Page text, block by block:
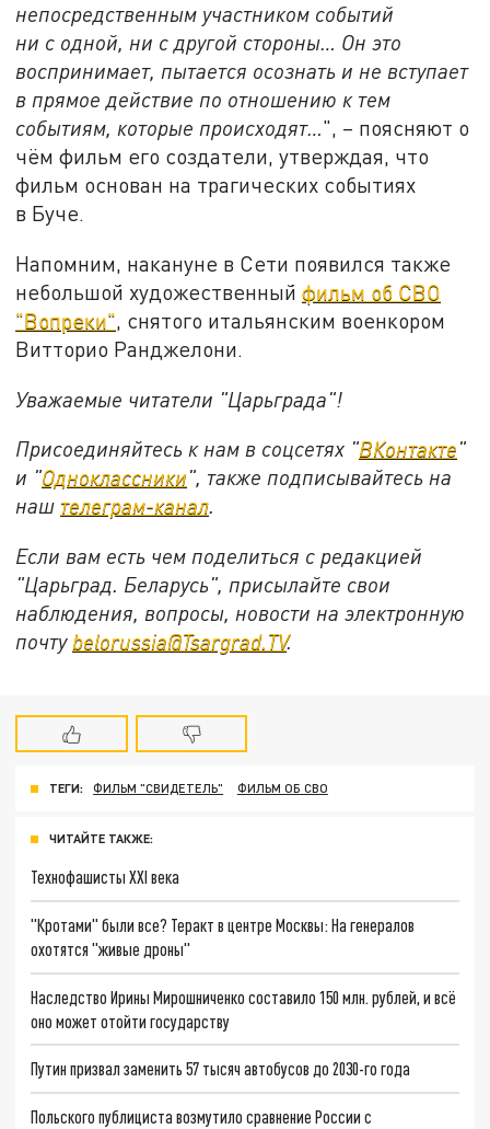
непосредственным участником событий
ни с одной, ни с другой стороны… Он это
воспринимает, пытается осознать и не вступает
в прямое действие по отношению к тем
событиям, которые происходят…", – поясняют о
чём фильм его создатели, утверждая, что
фильм основан на трагических событиях
в Буче.
Напомним, накануне в Сети появился также
небольшой художественныйфильм об СВО
"Вопреки", снятого итальянским военкором
Витторио Ранджелони.
Уважаемые читатели "Царьграда"!
Присоединяйтесь к нам в соцсетях "ВКонтакте"
и "Одноклассники", также подписывайтесь на
наш телеграм-канал.
Если вам есть чем поделиться с редакцией
"Царьград. Беларусь", присылайте свои
наблюдения, вопросы, новости на электронную
почту belorussia@Tsargrad.TV.
ТЕГИ: ФИЛЬМ "СВИДЕТЕЛЬ" ФИЛЬМ ОБ СВО
ЧИТАЙТЕ ТАКЖЕ:
Технофашисты XXI века
"Кротами" были все? Теракт в центре Москвы: На генералов
охотятся "живые дроны"
Наследство Ирины Мирошниченко составило 150 млн. рублей, и всё
оно может отойти государству
Путин призвал заменить 57 тысяч автобусов до 2030-го года
Польского публициста возмутило сравнение России с